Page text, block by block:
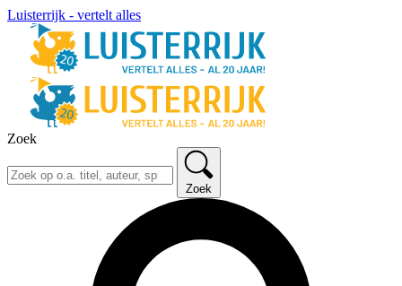
Luisterrijk - vertelt alles
Zoek
Zoek